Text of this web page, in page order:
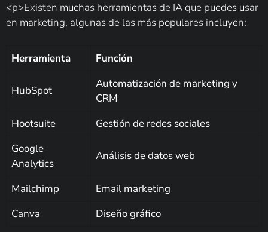
<p>Existen muchas herramientas de IA que puedes usar
en marketing, algunas de las más populares incluyen:
Herramienta Función
HubSpot
Automatización de marketing y
CRM
Hootsuite
Gestión de redes sociales
Google
Analytics
Análisis de datos web
Mailchimp
Email marketing
Canva
Diseño gráfico